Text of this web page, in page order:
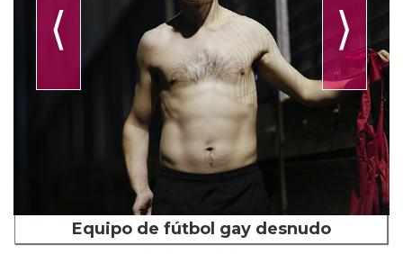
⟨ ⟩
Equipo de fútbol gay desnudo